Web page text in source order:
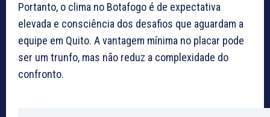
Portanto, o clima no Botafogo é de expectativa
elevada e consciência dos desafios que aguardam a
equipe em Quito. A vantagem mínima no placar pode
ser um trunfo, mas não reduz a complexidade do
confronto.